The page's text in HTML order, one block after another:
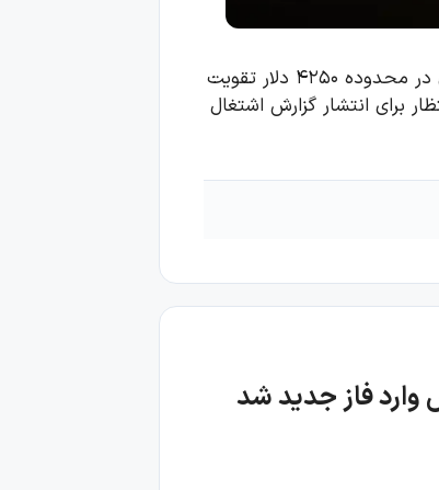
قیمت جهانی طلا در معاملات روز جمعه پس از اصلاح کوتاه‌مدت، بار دیگر با ورود خریداران در محدوده ۴۲۵۰ دلار تقویت
برای انتشار گزارش اشتغال
وارد فاز جدید شد